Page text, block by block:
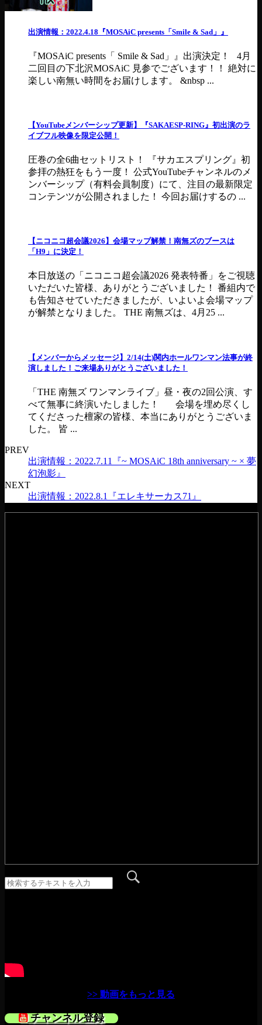
出演情報：2022.4.18『MOSAiC presents「Smile & Sad」』
『MOSAiC presents「 Smile & Sad」』出演決定！ 4月
二回目の下北沢MOSAiC 見参でございます！！ 絶対に
楽しい南無い時間をお届けします。 &nbsp ...
【YouTubeメンバーシップ更新】『SAKAESP-RING』初出演のラ
イブフル映像を限定公開！
圧巻の全6曲セットリスト！ 『サカエスプリング』初
参拝の熱狂をもう一度！ 公式YouTubeチャンネルのメ
ンバーシップ（有料会員制度）にて、注目の最新限定
コンテンツが公開されました！ 今回お届けするの ...
【ニコニコ超会議2026】会場マップ解禁！南無ズのブースは
「H9」に決定！
本日放送の「ニコニコ超会議2026 発表特番」をご視聴
いただいた皆様、ありがとうございました！ 番組内で
も告知させていただきましたが、いよいよ会場マップ
が解禁となりました。 THE 南無ズは、4月25 ...
【メンバーからメッセージ】2/14(土)関内ホールワンマン法事が終
演しました！ご来場ありがとうございました！
「THE 南無ズ ワンマンライブ」昼・夜の2回公演、す
べて無事に終演いたしました！ 会場を埋め尽くし
てくださった檀家の皆様、本当にありがとうございま
した。 皆 ...
PREV
出演情報：2022.7.11『~ MOSAiC 18th anniversary ~ × 夢
幻泡影』
NEXT
出演情報：2022.8.1『エレキサーカス71』
>> 動画をもっと見る
チャンネル登録